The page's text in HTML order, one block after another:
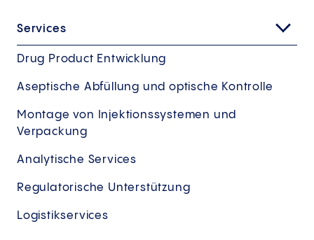
Services
Drug Product Entwicklung
Aseptische Abfüllung und optische Kontrolle
Montage von Injektionssystemen und
Verpackung
Analytische Services
Regulatorische Unterstützung
Logistikservices